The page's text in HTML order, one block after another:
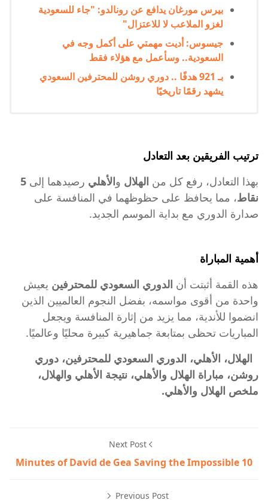
بيرس مورغان يدافع عن رونالدو: "جاء للسعودية
لغزو الملاعب لا للاعتزال"
جيسوس: أديت مهمتي على أكمل وجه في
السعودية.. وسأعمل مع هؤلاء فقط
بـ 921 هدفًا .. دوري روشن للمحترفين السعودي
يشهد رقمًا تاريخيًا
ترتيب الفريقين بعد التعادل
بهذا التعادل، رفع كل من الهلال والأهلي رصيدهما إلى 5
نقاط، مما يحافظ على حظوظهما في المنافسة على
صدارة الدوري مع بداية الموسم الجديد.
أهمية المباراة
هذه القمة أثبتت أن الدوري السعودي للمحترفين يعيش
واحدة من أقوى مواسمه، بفضل النجوم العالميين الذين
انضموا للأندية، مما يزيد من إثارة المنافسة ويجعل
المباريات تحظى بمتابعة جماهيرية كبيرة محليًا وعالميًا.
الهلال، الأهلي، الدوري السعودي للمحترفين، دوري
روشن، مباراة الهلال والأهلي، نتيجة الأهلي والهلال،
ملخص الهلال والأهلي.
Next Post
10 Minutes of David de Gea Saving the Impossible
Previous Post